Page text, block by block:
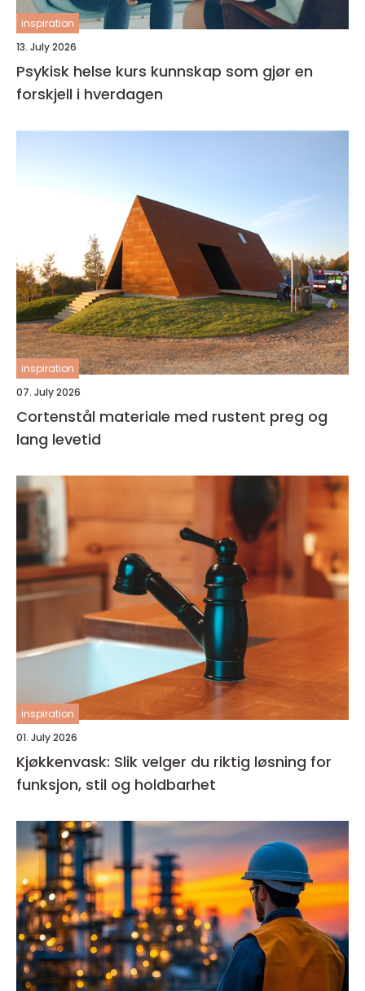
inspiration
13. July 2026
Psykisk helse kurs kunnskap som gjør en
forskjell i hverdagen
inspiration
07. July 2026
Cortenstål materiale med rustent preg og
lang levetid
inspiration
01. July 2026
Kjøkkenvask: Slik velger du riktig løsning for
funksjon, stil og holdbarhet